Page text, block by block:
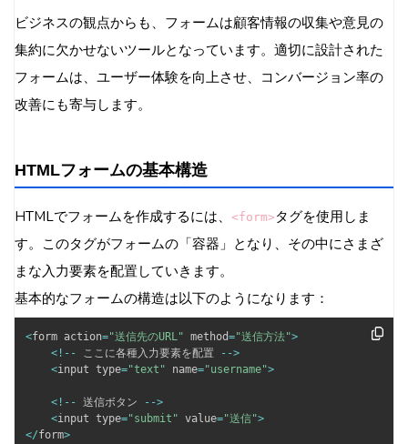
タッチ操作への対応
適切な入力タイプの使用
フォームのセキュリティ対策
CSRF対策
HTTPSの使用
フォーム設計のベストプラクティス
シンプルさを保つ
論理的な順序でフィールドを配置
入力補助機能の活用
プレースホルダーと例示の適切な使用
必須フィールドの明示
エラーメッセージの明確な表示
進捗状況の表示
モバイルファーストのデザイン
ビジネスの観点からも、フォームは顧客情報の収集や意見の
集約に欠かせないツールとなっています。適切に設計された
フォームは、ユーザー体験を向上させ、コンバージョン率の
改善にも寄与します。
HTMLフォームの基本構造
HTMLでフォームを作成するには、 <form> タグを使用しま
す。このタグがフォームの「容器」となり、その中にさまざ
まな入力要素を配置していきます。
基本的なフォームの構造は以下のようになります：
<form action="送信先のURL" method="送信方法">
< ! -- ここに各種入力要素を配置 -->
<input type="text" name="username">
< ! -- 送信ボタン -->
<input type="submit" value="送信">
</form>